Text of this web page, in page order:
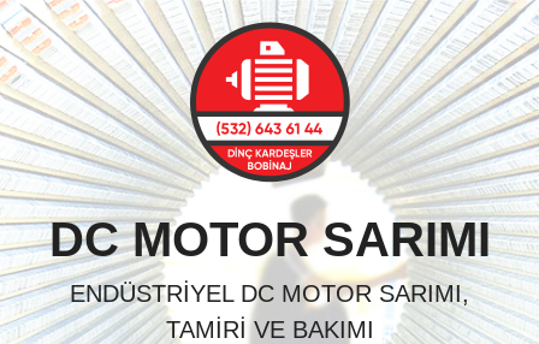
Skip
to
content
DC MOTOR SARIMI
ENDÜSTRIYEL DC MOTOR SARIMI,
TAMIRI VE BAKIMI